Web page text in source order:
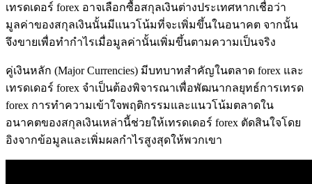
เทรดเดอร์ forex อาจเลือกซื้อสกุลเงินต่างประเทศหากเชื่อว่า
มูลค่าของสกุลเงินนั้นมีแนวโน้มที่จะเพิ่มขึ้นในอนาคต จากนั้น
จึงขายเพื่อทำกำไรเมื่อมูลค่านั้นเพิ่มขึ้นตามความเป็นจริง
คู่เงินหลัก (Major Currencies) มีบทบาทสำคัญในตลาด forex และ
เทรดเดอร์ forex จำเป็นต้องพิจารณาเพื่อพัฒนากลยุทธ์การเทรด
forex การทำความเข้าใจพฤติกรรมและแนวโน้มตลาดใน
อนาคตของสกุลเงินเหล่านี้ช่วยให้เทรดเดอร์ forex ตัดสินใจโดย
อิงจากข้อมูลและเพิ่มผลกำไรสูงสุดให้พวกเขา